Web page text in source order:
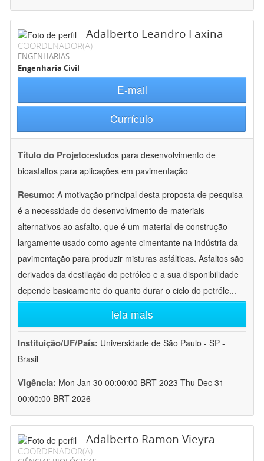
Adalberto Leandro Faxina
COORDENADOR(A)
ENGENHARIAS
Engenharia Civil
E-mail
Currículo
Título do Projeto:estudos para desenvolvimento de
bioasfaltos para aplicações em pavimentação
Resumo: A motivação principal desta proposta de pesquisa
é a necessidade do desenvolvimento de materiais
alternativos ao asfalto, que é um material de construção
largamente usado como agente cimentante na indústria da
pavimentação para produzir misturas asfálticas. Asfaltos são
derivados da destilação do petróleo e a sua disponibilidade
depende basicamente do quanto durar o ciclo do petróle...
leia mais
Instituição/UF/País: Universidade de São Paulo - SP -
Brasil
Vigência: Mon Jan 30 00:00:00 BRT 2023-Thu Dec 31
00:00:00 BRT 2026
Adalberto Ramon Vieyra
COORDENADOR(A)